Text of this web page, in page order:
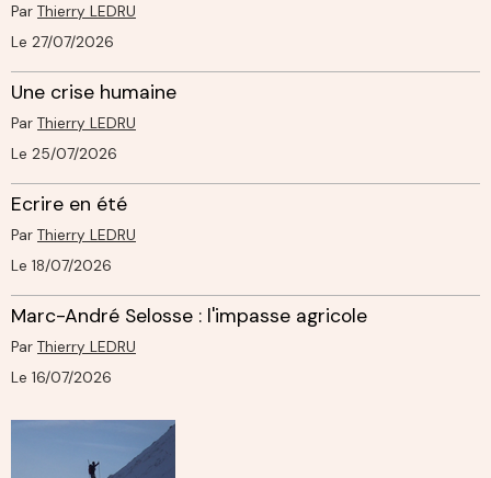
Par Thierry LEDRU
Le 27/07/2026
Une crise humaine
Par Thierry LEDRU
Le 25/07/2026
Ecrire en été
Par Thierry LEDRU
Le 18/07/2026
Marc-André Selosse : l'impasse agricole
Par Thierry LEDRU
Le 16/07/2026